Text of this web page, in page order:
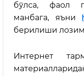
бўлса, фаол
манбага, яъни
берилиши
Интернет